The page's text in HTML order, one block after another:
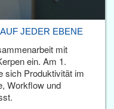
JEDER EBENE
mit
ein. Am 1.
sich Produktivität im
Workflow und